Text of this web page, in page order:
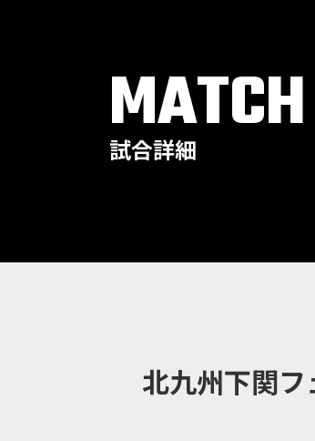
試合詳細
北九州下関